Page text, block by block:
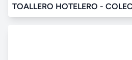
TOALLERO HOTELERO -